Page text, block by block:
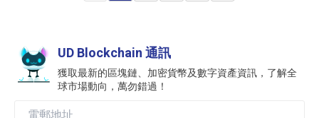
UD Blockchain 通訊
獲取最新的區塊鏈、加密貨幣及數字資產資訊，了解全
球市場動向，萬勿錯過！